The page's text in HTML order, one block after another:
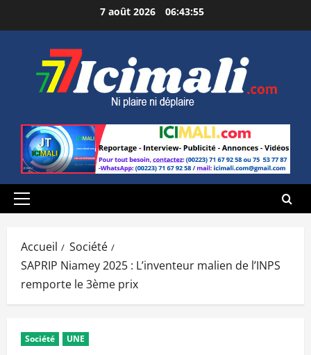
au
7 août 2026 06:43:57
Menu
Accueil
Société
SAPRIP Niamey 2025 : L’inventeur malien de l’INPS
remporte le 3ème prix
Société UNE